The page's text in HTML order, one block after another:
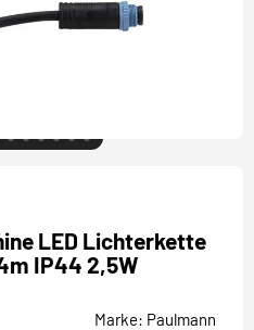
LED Lichterkette
IP44 2,5W
Marke: Paulmann